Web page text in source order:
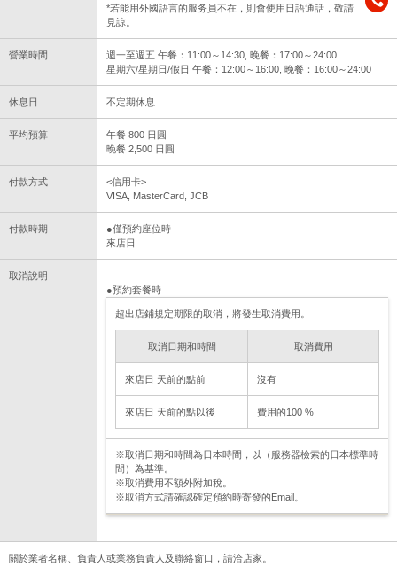
*若能用外國語言的服务員不在，則會使用日語通話，敬請
見諒。
營業時間
週一至週五 午餐：11:00～14:30, 晚餐：17:00～24:00
星期六/星期日/假日 午餐：12:00～16:00, 晚餐：16:00～24:00
休息日 不定期休息
平均預算
午餐 800 日圓
晚餐 2,500 日圓
付款方式
<信用卡>
VISA, MasterCard, JCB
付款時期
●僅預約座位時
來店日
取消說明
●預約套餐時
超出店鋪規定期限的取消，將發生取消費用。
取消日期和時間 取消費用
來店日 天前的點前 沒有
來店日 天前的點以後 費用的100 %
※取消日期和時間為日本時間，以（服務器檢索的日本標準時
間）為基準。
※取消費用不額外附加稅。
※取消方式請確認確定預約時寄發的Email。
關於業者名稱、負責人或業務負責人及聯絡窗口，請洽店家。